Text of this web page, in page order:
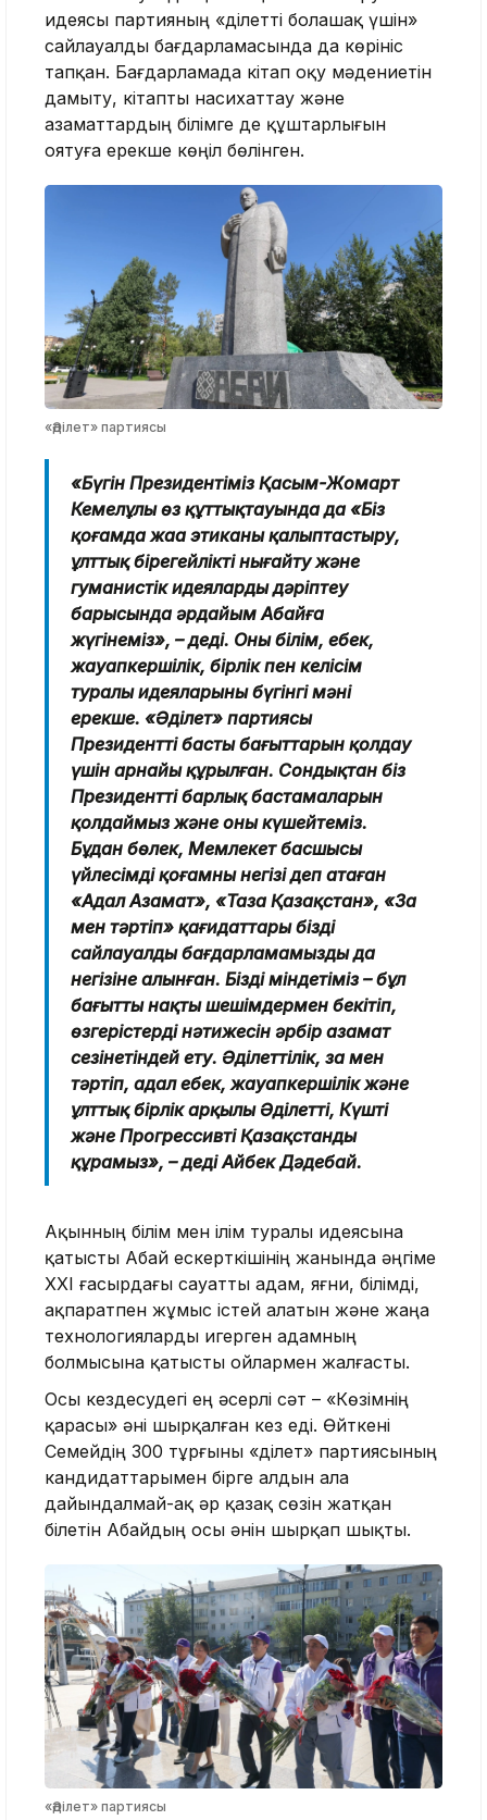
идеясы партияның «Әділетті болашақ үшін»
сайлауалды бағдарламасында да көрініс
тапқан. Бағдарламада кітап оқу мәдениетін
дамыту, кітапты насихаттау және
азаматтардың білімге де құштарлығын
оятуға ерекше көңіл бөлінген.
«Әділет» партиясы
«Бүгін Президентіміз Қасым-Жомарт
Кемелұлы өз құттықтауында да «Біз
қоғамда жаңа этиканы қалыптастыру,
ұлттық бірегейлікті нығайту және
гуманистік идеяларды дәріптеу
барысында әрдайым Абайға
жүгінеміз», – деді. Оның білім, еңбек,
жауапкершілік, бірлік пен келісім
туралы идеяларының бүгінгі мәні
ерекше. «Әділет» партиясы
Президенттің басты бағыттарын қолдау
үшін арнайы құрылған. Сондықтан біз
Президенттің барлық бастамаларын
қолдаймыз және оны күшейтеміз.
Бұдан бөлек, Мемлекет басшысы
үйлесімді қоғамның негізі деп атаған
«Адал Азамат», «Таза Қазақстан», «Заң
мен тәртіп» қағидаттары біздің
сайлауалды бағдарламамыздың да
негізіне алынған. Біздің міндетіміз – бұл
бағытты нақты шешімдермен бекітіп,
өзгерістердің нәтижесін әрбір азамат
сезінетіндей ету. Әділеттілік, заң мен
тәртіп, адал еңбек, жауапкершілік және
ұлттық бірлік арқылы Әділетті, Күшті
және Прогрессивті Қазақстанды
құрамыз», – деді Айбек Дәдебай.
Ақынның білім мен ілім туралы идеясына
қатысты Абай ескерткішінің жанында әңгіме
XXI ғасырдағы сауатты адам, яғни, білімді,
ақпаратпен жұмыс істей алатын және жаңа
технологияларды игерген адамның
болмысына қатысты ойлармен жалғасты.
Осы кездесудегі ең әсерлі сәт – «Көзімнің
қарасы» әні шырқалған кез еді. Өйткені
Семейдің 300 тұрғыны «Әділет» партиясының
кандидаттарымен бірге алдын ала
дайындалмай-ақ әр қазақ сөзін жатқан
білетін Абайдың осы әнін шырқап шықты.
«Әділет» партиясы